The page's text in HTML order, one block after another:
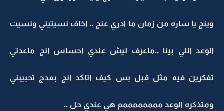
وينج يا ساره من زمان ما ادري عنج .. اخاف نسيتيني ونسيت
الوعد اللي بينا ..ماعرف ليش عندي احساس انج ماعدتي
تفكرين فيه مثل قبل بس كيف اتاكد انج بعدج تحبيبني
ومتذكره الوعد ممممممممم هي عندي حل ..